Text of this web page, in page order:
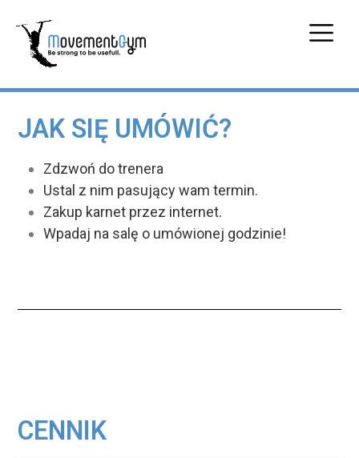
JAK SIĘ UMÓWIĆ?
Zdzwoń do trenera
Ustal z nim pasujący wam termin.
Zakup karnet przez internet.
Wpadaj na salę o umówionej godzinie!
CENNIK